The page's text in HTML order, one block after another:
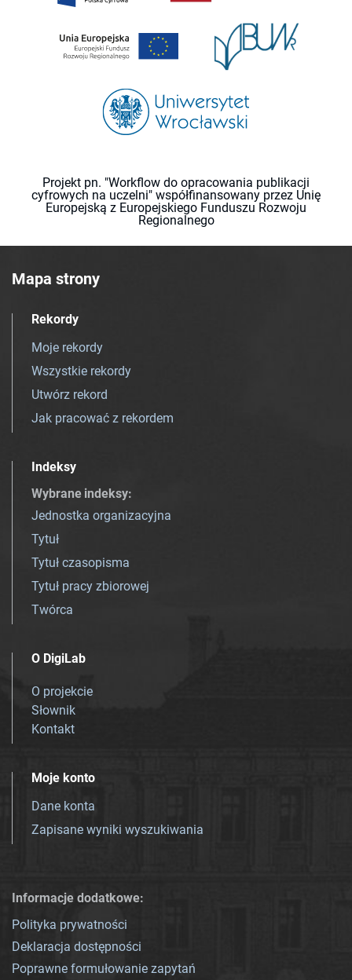
Projekt pn. "Workflow do opracowania publikacji
cyfrowych na uczelni" współfinansowany przez Unię
Europejską z Europejskiego Funduszu Rozwoju
Regionalnego
Mapa strony
Rekordy
Moje rekordy
Wszystkie rekordy
Utwórz rekord
Jak pracować z rekordem
Indeksy
Wybrane indeksy:
Jednostka organizacyjna
Tytuł
Tytuł czasopisma
Tytuł pracy zbiorowej
Twórca
O DigiLab
O projekcie
Słownik
Kontakt
Moje konto
Dane konta
Zapisane wyniki wyszukiwania
Informacje dodatkowe:
Polityka prywatności
Deklaracja dostępności
Poprawne formułowanie zapytań